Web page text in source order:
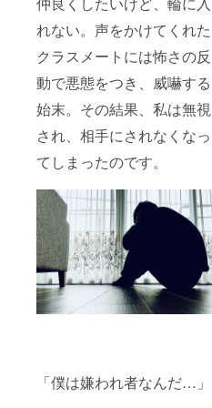
れない。声をかけてくれた
クラスメートには怖さの反
動で悪態をつき、威嚇する
始末。その結果、私は無視
され、相手にされなくなっ
てしまったのです。
「僕は嫌われ者なんだ…」